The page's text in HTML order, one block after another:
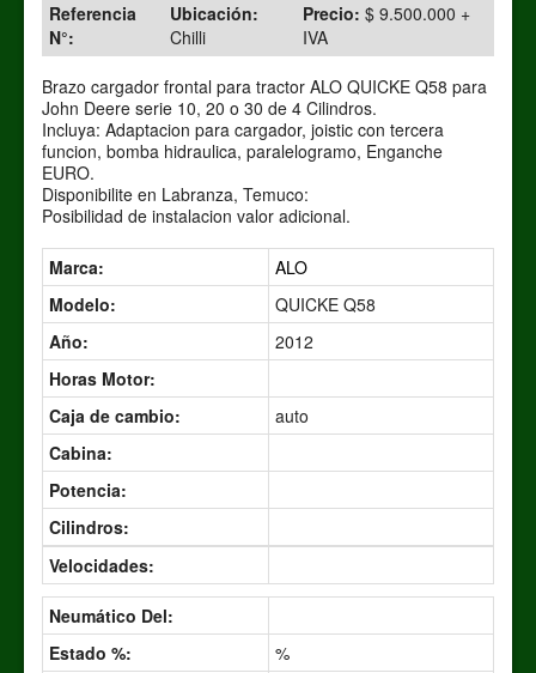
Referencia
N°:
Ubicación:
Chilli
Precio: $ 9.500.000 +
IVA
Brazo cargador frontal para tractor ALO QUICKE Q58 para
John Deere serie 10, 20 o 30 de 4 Cilindros.
Incluya: Adaptacion para cargador, joistic con tercera
funcion, bomba hidraulica, paralelogramo, Enganche
EURO.
Disponibilite en Labranza, Temuco:
Posibilidad de instalacion valor adicional.
Marca:
ALO
Modelo:
QUICKE Q58
Año:
2012
Horas Motor:
Caja de cambio:
auto
Cabina:
Potencia:
Cilindros:
Velocidades:
Neumático Del:
Estado %:
%